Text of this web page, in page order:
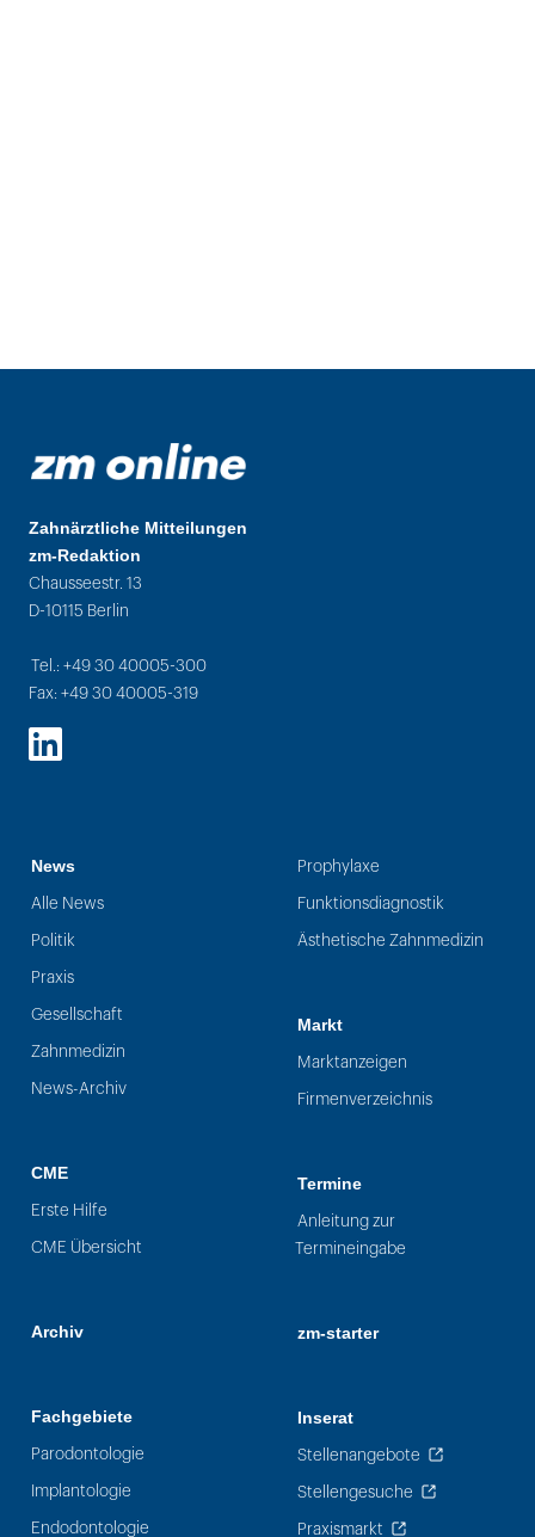
Zahnärztliche Mitteilungen
zm-Redaktion
Chausseestr. 13
D-10115 Berlin
Tel.: +49 30 40005-300
Fax: +49 30 40005-319
LinkedIn
News
Alle News
Politik
Praxis
Gesellschaft
Zahnmedizin
News-Archiv
CME
Erste Hilfe
CME Übersicht
Archiv
Fachgebiete
Parodontologie
Implantologie
Endodontologie
Prophylaxe
Funktionsdiagnostik
Ästhetische Zahnmedizin
Markt
Marktanzeigen
Firmenverzeichnis
Termine
Anleitung zur
Termineingabe
zm-starter
Inserat
Stellenangebote
Stellengesuche
Praxismarkt